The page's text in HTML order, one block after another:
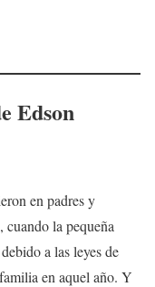
Edson
en padres y
la pequeña
a las leyes de
en aquel año. Y